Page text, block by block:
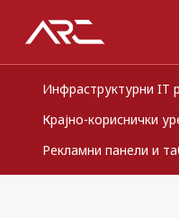
Инфраструктурни IT
Крајно-кориснички
Рекламни панели и